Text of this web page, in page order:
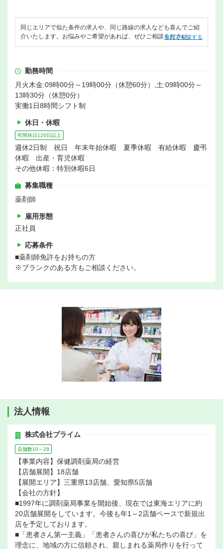
同じエリアで似た条件の求人や、同じ路線の求人なども喜んでご紹
介いたします。お悩みやご希望があれば、ぜひご相談ください。
無料で相談する
勤務時間
月火木金:09時00分～19時00分（休憩60分）,土:09時00分～
13時30分（休憩0分）
実働1日8時間シフト制
休日・休暇
年間休日120日以上
週休2日制 祝日 年末年始休暇 夏季休暇 有給休暇 慶弔
休暇 出産・育児休暇
その他休暇：特別休暇6日
募集職種
薬剤師
雇用形態
正社員
応募条件
■薬剤師免許をお持ちの方
※ブランクのある方もご相談ください。
法人情報
株式会社プライム
店舗数10～29
【事業内容】保健調剤薬局の経営
【店舗展開】18店舗
【展開エリア】三重県13店舗、愛知県5店舗
【会社の方針】
■1997年に調剤薬局事業を開始後、現在では東海エリアに約
20店舗展開をしています。今後も年1～2店舗ペースで新規出
店を予定しております。
■「患者さん第一主義」「患者さんの喜びが私たちの喜び」を
理念に、地域の方に信頼され、親しまれる薬局作りを行って